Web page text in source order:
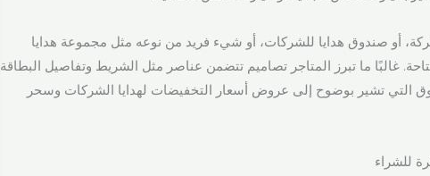
أو صندوق هدايا للشركات، أو شيء فريد من نوعه مثل مجموعة هدايا
غالبًا ما تبرز المتاجر تصاميم تتضمن عناصر مثل الشريط وتفاصيل البطاقة
التي تشير بوضوح إلى عروض أسعار التخفيضات لهدايا الشركات وسحر
للشراء